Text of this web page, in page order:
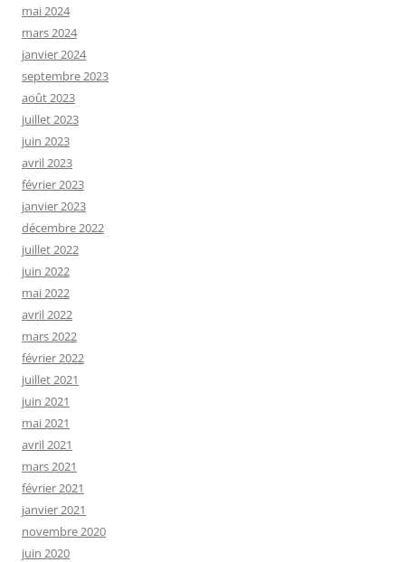
mai 2024
mars 2024
janvier 2024
septembre 2023
août 2023
juillet 2023
juin 2023
avril 2023
février 2023
janvier 2023
décembre 2022
juillet 2022
juin 2022
mai 2022
avril 2022
mars 2022
février 2022
juillet 2021
juin 2021
mai 2021
avril 2021
mars 2021
février 2021
janvier 2021
novembre 2020
juin 2020